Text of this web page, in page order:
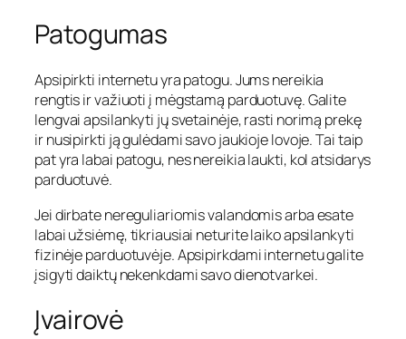
Patogumas
Apsipirkti internetu yra patogu. Jums nereikia
rengtis ir važiuoti į mėgstamą parduotuvę. Galite
lengvai apsilankyti jų svetainėje, rasti norimą prekę
ir nusipirkti ją gulėdami savo jaukioje lovoje. Tai taip
pat yra labai patogu, nes nereikia laukti, kol atsidarys
parduotuvė.
Jei dirbate nereguliariomis valandomis arba esate
labai užsiėmę, tikriausiai neturite laiko apsilankyti
fizinėje parduotuvėje. Apsipirkdami internetu galite
įsigyti daiktų nekenkdami savo dienotvarkei.
Įvairovė